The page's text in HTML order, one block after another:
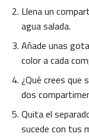
Llena un
agua salada.
Añade unas
color a cada
¿Qué crees que
dos
Quita el
sucede con tus